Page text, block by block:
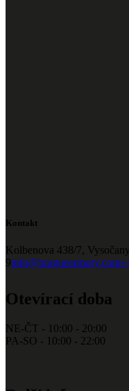
Kontakt
Kolbenova 438/7,
9info@praguearmory.com
Otevírací doba
NE-ČT - 10:00 - 20:00
PA-SO - 10:00 - 22:00